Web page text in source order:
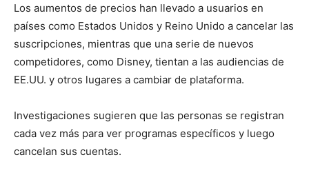
Los aumentos de precios han llevado a usuarios en
países como Estados Unidos y Reino Unido a cancelar las
suscripciones, mientras que una serie de nuevos
competidores, como Disney, tientan a las audiencias de
EE.UU. y otros lugares a cambiar de plataforma.
Investigaciones sugieren que las personas se registran
cada vez más para ver programas específicos y luego
cancelan sus cuentas.